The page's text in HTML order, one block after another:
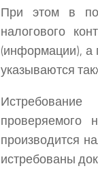
При этом в
налогового
(информации), а
указываются
проверяемого
производится
истребованы